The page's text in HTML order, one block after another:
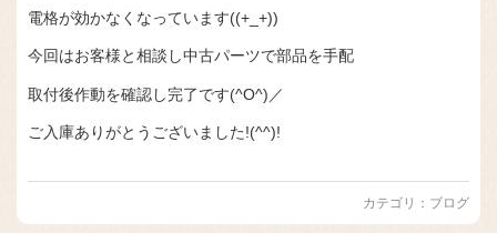
電格が効かなくなっています((+_+))
今回はお客様と相談し中古パーツで部品を手配
取付後作動を確認し完了です(^O^)／
ご入庫ありがとうございました!(^^)!
カテゴリ： ブログ